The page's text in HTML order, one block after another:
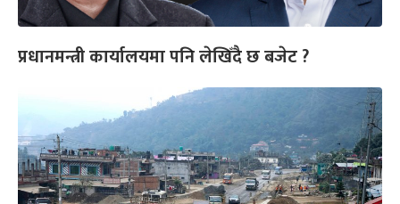
प्रधानमन्त्री कार्यालयमा पनि लेखिँदै छ बजेट ?